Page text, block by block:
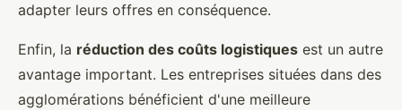
adapter leurs offres en conséquence.
Enfin, la réduction des coûts logistiques est un autre
avantage important. Les entreprises situées dans des
agglomérations bénéficient d'une meilleure